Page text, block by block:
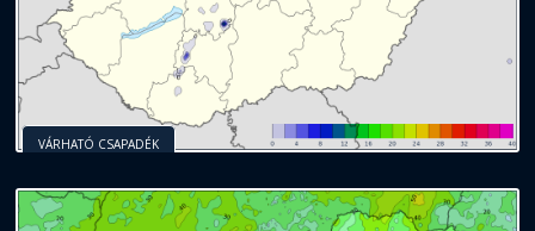
VÁRHATÓ CSAPADÉK